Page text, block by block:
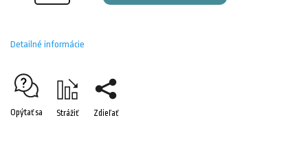
Detailné informácie
Opýtať sa Strážiť Zdieľať